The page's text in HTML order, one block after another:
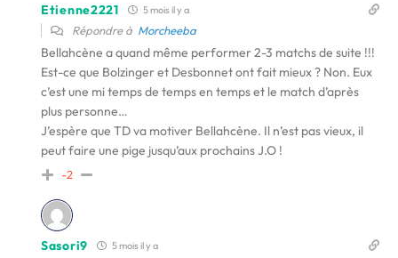
Etienne2221 5 mois il y a
Répondre à Morcheeba
Bellahcène a quand même performer 2-3 matchs de suite !!!
Est-ce que Bolzinger et Desbonnet ont fait mieux ? Non. Eux
c’est une mi temps de temps en temps et le match d’après
plus personne…
J’espère que TD va motiver Bellahcène. Il n’est pas vieux, il
peut faire une pige jusqu’aux prochains J.O !
-2
Sasori9 5 mois il y a